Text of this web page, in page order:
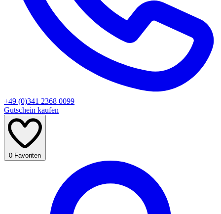
+49 (0)341 2368 0099
Gutschein kaufen
0 Favoriten